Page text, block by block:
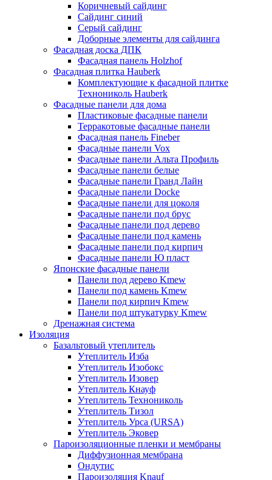
Коричневый сайдинг
Сайдинг синий
Серый сайдинг
Доборные элементы для сайдинга
Фасадная доска ДПК
Фасадная панель Holzhof
Фасадная плитка Hauberk
Комплектующие к фасадной плитке
Технониколь Hauberk
Фасадные панели для дома
Пластиковые фасадные панели
Терракотовые фасадные панели
Фасадная панель Fineber
Фасадные панели Vox
Фасадные панели Альта Профиль
Фасадные панели белые
Фасадные панели Гранд Лайн
Фасадные панели Docke
Фасадные панели для цоколя
Фасадные панели под брус
Фасадные панели под дерево
Фасадные панели под камень
Фасадные панели под кирпич
Фасадные панели Ю пласт
Японские фасадные панели
Панели под дерево Kmew
Панели под камень Kmew
Панели под кирпич Kmew
Панели под штукатурку Kmew
Дренажная система
Изоляция
Базальтовый утеплитель
Утеплитель Изба
Утеплитель Изобокс
Утеплитель Изовер
Утеплитель Кнауф
Утеплитель Технониколь
Утеплитель Тизол
Утеплитель Урса (URSA)
Утеплитель Эковер
Пароизоляционные пленки и мембраны
Диффузионная мембрана
Ондутис
Пароизоляция Knauf